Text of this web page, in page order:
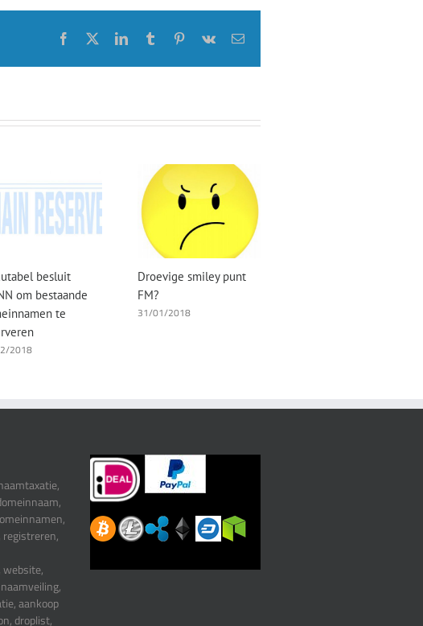
Facebook LinkedInTumblr Pinterest
Vk
E-
besluit
om bestaande
te
2018
Droevige smiley punt
FM?
31/01/2018
registreren,
aankoop
droplist,